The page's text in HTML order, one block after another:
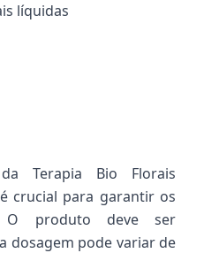
líquidas
Terapia Bio Florais
crucial para garantir os
O produto deve ser
dosagem pode variar de